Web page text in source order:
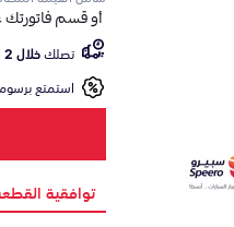
تصلكخلال 2 - 5 أيام عمل
استمتع
توافقية